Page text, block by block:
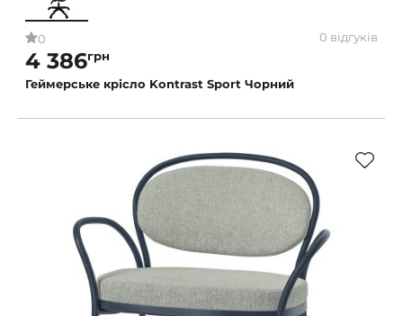
0 0 відгуків
4 386грн
Геймерське крісло Kontrast Sport Чорний